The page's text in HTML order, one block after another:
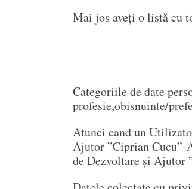
Mai jos aveți o listă cu
Categoriile de date
profesie,obisnuinte/
Atunci cand un
Ajutor ”Ciprian Cucu”-
de Dezvoltare și Ajutor